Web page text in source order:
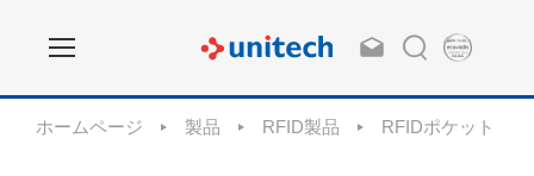
ホームページ 製品 RFID製品 RFIDポケットリー